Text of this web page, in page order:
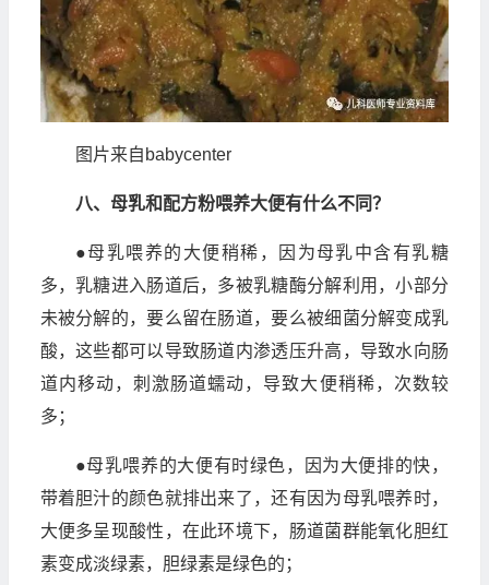
图片来自babycenter
八、母乳和配方粉喂养大便有什么不同？
●母乳喂养的大便稍稀，因为母乳中含有乳糖
多，乳糖进入肠道后，多被乳糖酶分解利用，小部分
未被分解的，要么留在肠道，要么被细菌分解变成乳
酸，这些都可以导致肠道内渗透压升高，导致水向肠
道内移动，刺激肠道蠕动，导致大便稍稀，次数较
多；
●母乳喂养的大便有时绿色，因为大便排的快，
带着胆汁的颜色就排出来了，还有因为母乳喂养时，
大便多呈现酸性，在此环境下，肠道菌群能氧化胆红
素变成淡绿素，胆绿素是绿色的；